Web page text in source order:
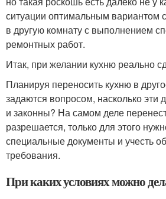
ситуации оптимальным вариантом
в другую комнату с выполнением
ремонтных работ.
Итак, при желании кухню реально
Планируя переносить кухню в
задаются вопросом, насколько эти
и законны? На самом деле
разрешается, только для этого
специальные документы и учесть
требования.
При каких условиях можно